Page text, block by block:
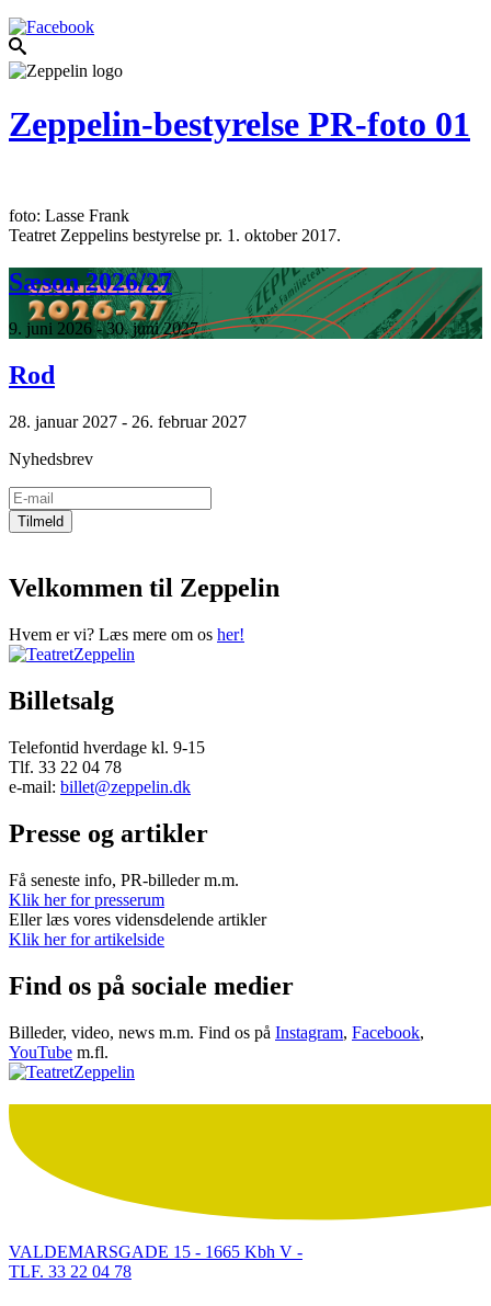
Zeppelin-bestyrelse PR-foto 01
foto: Lasse Frank
Teatret Zeppelins bestyrelse pr. 1. oktober 2017.
Sæson 2026/27
9. juni 2026 - 30. juni 2027
Rod
28. januar 2027 - 26. februar 2027
Nyhedsbrev
Velkommen til Zeppelin
Hvem er vi? Læs mere om os her!
Billetsalg
Telefontid hverdage kl. 9-15
Tlf. 33 22 04 78
e-mail: billet@zeppelin.dk
Presse og artikler
Få seneste info, PR-billeder m.m.
Klik her for presserum
Eller læs vores vidensdelende artikler
Klik her for artikelside
Find os på sociale medier
Billeder, video, news m.m. Find os på Instagram, Facebook,
YouTube m.fl.
VALDEMARSGADE 15 - 1665 Kbh V -
TLF. 33 22 04 78